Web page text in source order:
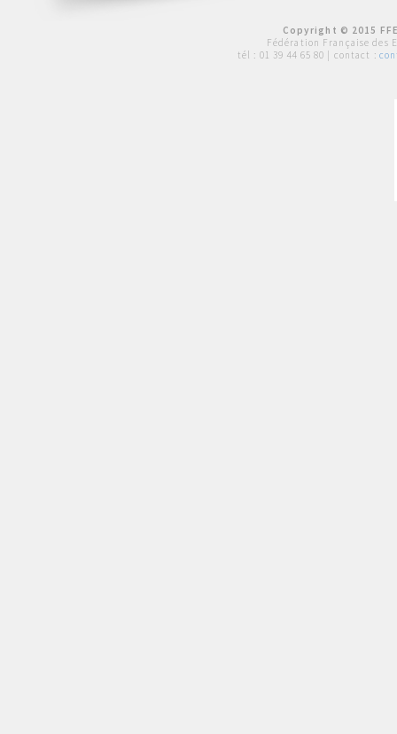
Copyright © 2015
Fédération Française des
tél : 01 39 44 65 80 | contact :